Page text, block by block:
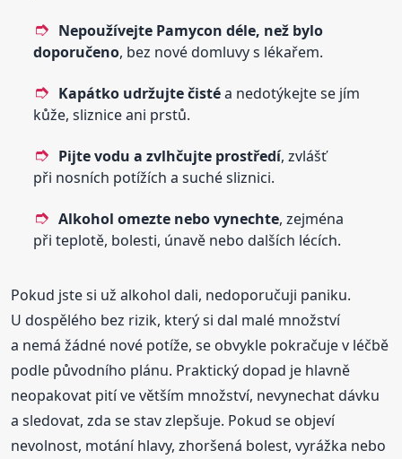
Nepoužívejte Pamycon déle, než bylo
doporučeno, bez nové domluvy s lékařem.
Kapátko udržujte čistéa nedotýkejte se jím
kůže, sliznice ani prstů.
Pijte vodu a zvlhčujte prostředí, zvlášť
při nosních potížích a suché sliznici.
Alkohol omezte nebo vynechte, zejména
při teplotě, bolesti, únavě nebo dalších lécích.
Pokud jste si už alkohol dali, nedoporučuji paniku.
U dospělého bez rizik, který si dal malé množství
a nemá žádné nové potíže, se obvykle pokračuje v léčbě
podle původního plánu. Praktický dopad je hlavně
neopakovat pití ve větším množství, nevynechat dávku
a sledovat, zda se stav zlepšuje. Pokud se objeví
nevolnost, motání hlavy, zhoršená bolest, vyrážka nebo